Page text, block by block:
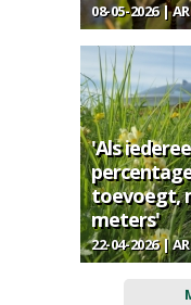
08-05-2026 |
'Als
toevoegt,
meters'
22-04-2026 |